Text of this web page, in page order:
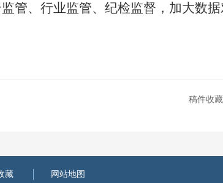
管、行业监管、纪检监督 ， 加大数
稿件收藏
藏 网站地图